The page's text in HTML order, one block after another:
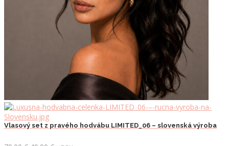
Vlasový set z pravého hodvábu LIMITED_06 – slovenská výroba